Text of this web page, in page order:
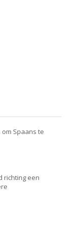
om Spaans te
richting een